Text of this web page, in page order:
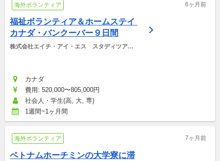
海外ボランティア 6ヶ月前
福祉ボランティア＆ホームステイ
カナダ・バンクーバー９日間
株式会社エイチ・アイ・エス　スタディツアー
カナダ
費用: 520,000〜805,000円
社会人・学生(高, 大, 専)
1週間~1ヶ月間
海外ボランティア 7ヶ月前
ベトナムホーチミンの大学寮に滞